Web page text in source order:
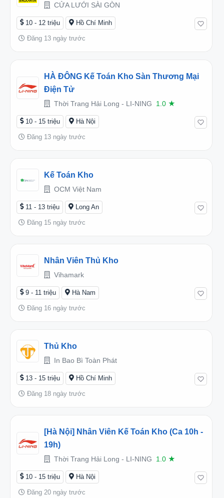
CỬA LƯỚI SÀI GÒN
10 - 12 triệu Hồ Chí Minh
Đăng 13 ngày trước
HÀ ĐÔNG Kế Toán Kho Sàn Thương Mại
Điện Tử
Thời Trang Hải Long - LI-NING 1.0 ★
10 - 15 triệu Hà Nội
Đăng 13 ngày trước
Kế Toán Kho
OCM Việt Nam
11 - 13 triệu Long An
Đăng 15 ngày trước
Nhân Viên Thủ Kho
Vihamark
9 - 11 triệu Hà Nam
Đăng 16 ngày trước
Thủ Kho
In Bao Bì Toàn Phát
13 - 15 triệu Hồ Chí Minh
Đăng 18 ngày trước
[Hà Nội] Nhân Viên Kế Toán Kho (Ca 10h -
19h)
Thời Trang Hải Long - LI-NING 1.0 ★
10 - 15 triệu Hà Nội
Đăng 20 ngày trước